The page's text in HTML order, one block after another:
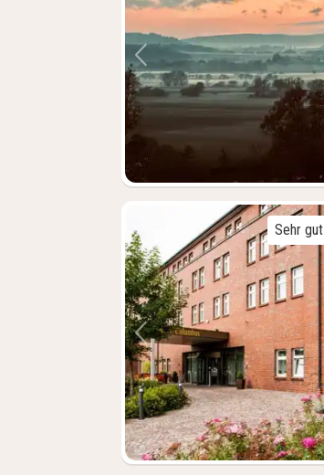
Vorheriges Bild
Vorheriges Bild
Sehr gut